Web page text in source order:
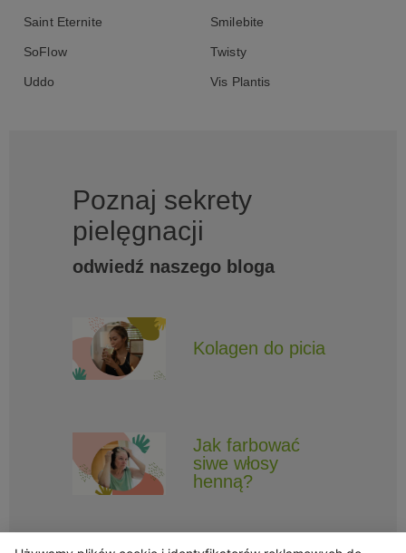
Saint Eternite Smilebite
SoFlow Twisty
Uddo Vis Plantis
Poznaj sekrety
pielęgnacji
odwiedź naszego bloga
Kolagen do picia
Jak farbować
siwe włosy
henną?